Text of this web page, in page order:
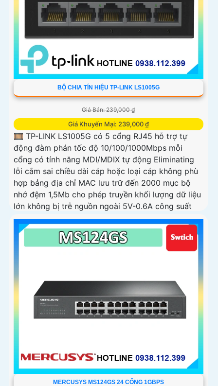
BỘ CHIA TÍN HIỆU TP-LINK LS1005G
Giá Bán: 239,000 ₫
Giá Khuyến Mại: 239,000 ₫
🎞 TP-LINK LS1005G có 5 cổng RJ45 hỗ trợ tự
động đàm phán tốc độ 10/100/1000Mbps mỗi
cổng có tính năng MDI/MDIX tự động Eliminating
lỗi cắm sai chiều dài cáp hoặc loại cáp không phù
hợp bảng địa chỉ MAC lưu trữ đến 2000 mục bộ
nhớ đệm 1,5Mb cho phép truyền khối lượng dữ liệu
lớn không bị trễ nguồn ngoài 5V-0.6A công suất
tiêu thụ tối đa khoảng 3.7W.
MERCUSYS MS124GS 24 CỔNG 1GBPS